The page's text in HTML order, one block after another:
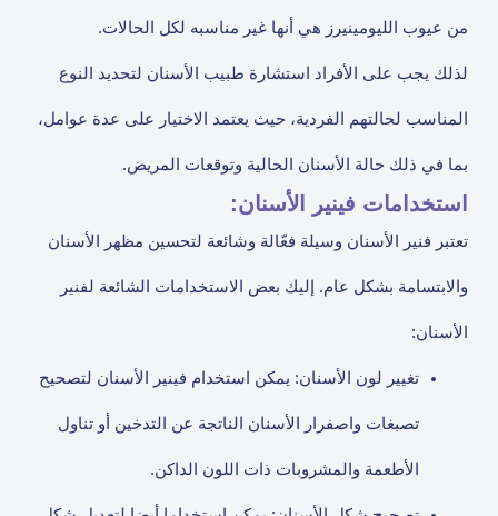
من عيوب الليومينيرز هي أنها غير مناسبه لكل الحالات.
لذلك يجب على الأفراد استشارة طبيب الأسنان لتحديد النوع
المناسب لحالتهم الفردية، حيث يعتمد الاختيار على عدة عوامل،
بما في ذلك حالة الأسنان الحالية وتوقعات المريض.
استخدامات فينير الأسنان:
تعتبر فنير الأسنان وسيلة فعّالة وشائعة لتحسين مظهر الأسنان
والابتسامة بشكل عام. إليك بعض الاستخدامات الشائعة لفنير
الأسنان:
تغيير لون الأسنان: يمكن استخدام فينير الأسنان لتصحيح
تصبغات واصفرار الأسنان الناتجة عن التدخين أو تناول
الأطعمة والمشروبات ذات اللون الداكن.